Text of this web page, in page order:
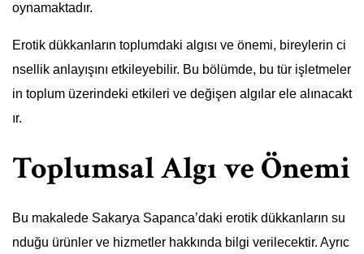
oynamaktadır.
Erotik dükkanların toplumdaki algısı ve önemi, bireylerin ci
nsellik anlayışını etkileyebilir. Bu bölümde, bu tür işletmeler
in toplum üzerindeki etkileri ve değişen algılar ele alınacakt
ır.
Toplumsal Algı ve Önemi
Bu makalede Sakarya Sapanca’daki erotik dükkanların su
nduğu ürünler ve hizmetler hakkında bilgi verilecektir. Ayrıc